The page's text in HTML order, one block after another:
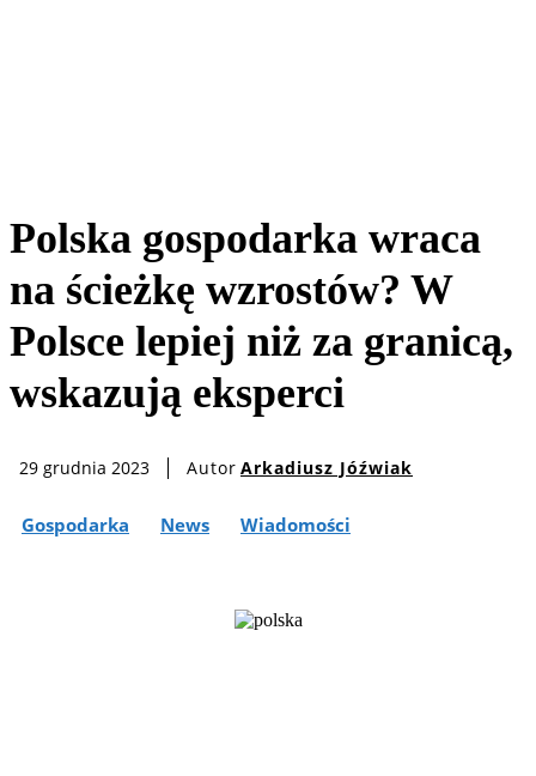
Polska gospodarka wraca
na ścieżkę wzrostów? W
Polsce lepiej niż za granicą,
wskazują eksperci
29 grudnia 2023 Autor Arkadiusz Jóźwiak
Gospodarka News Wiadomości